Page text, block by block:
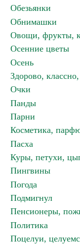
Обезьянки
Обнимашки
Овощи, фрукты,
Осенние цветы
Осень
Здорово,
Очки
Панды
Парни
Косметика,
Пасха
Куры, петухи,
Пингвины
Погода
Подмигнул
Пенсионеры,
Политика
Поцелуи,